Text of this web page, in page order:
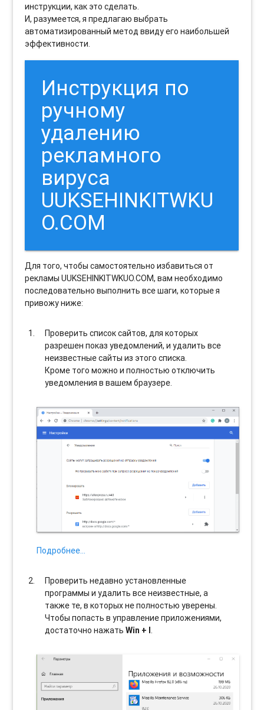
инструкции, как это сделать.
И, разумеется, я предлагаю выбрать
автоматизированный метод ввиду его наибольшей
эффективности.
Инструкция по
ручному
удалению
рекламного
вируса
UUKSEHINKITWKU
O.COM
Для того, чтобы самостоятельно избавиться от
рекламы UUKSEHINKITWKUO.COM, вам необходимо
последовательно выполнить все шаги, которые я
привожу ниже:
Проверить список сайтов, для которых
разрешен показ уведомлений, и удалить все
неизвестные сайты из этого списка.
Кроме того можно и полностью отключить
уведомления в вашем браузере.
Подробнее…
Проверить недавно установленные
программы и удалить все неизвестные, а
также те, в которых не полностью уверены.
Чтобы попасть в управление приложениями,
достаточно нажатьWin + I.